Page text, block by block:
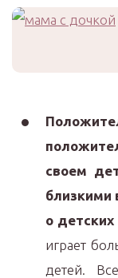
своем
близкими
о детских
играет
детей.